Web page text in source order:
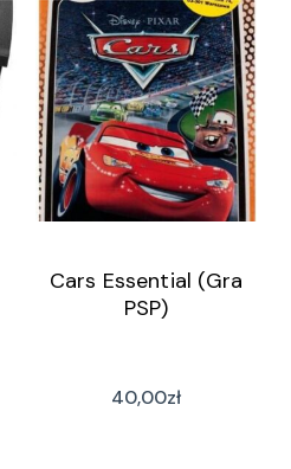
Cars Essential (Gra
PSP)
40,00zł